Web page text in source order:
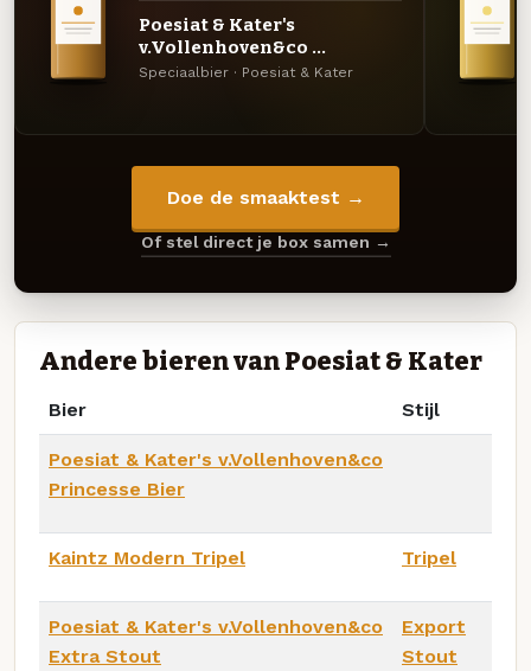
Poesiat & Kater's
v.Vollenhoven&co ...
Speciaalbier · Poesiat & Kater
Doe de smaaktest →
Of stel direct je box samen →
Andere bieren van Poesiat & Kater
Bier Stijl
Poesiat & Kater's v.Vollenhoven&co
Princesse Bier
Kaintz Modern Tripel Tripel
Poesiat & Kater's v.Vollenhoven&co
Extra Stout
Export
Stout